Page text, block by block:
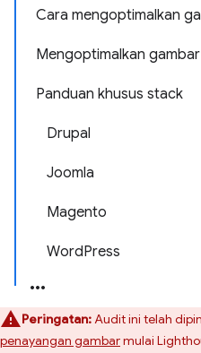
Cara mengoptimalkan
Mengoptimalkan
Panduan khusus stack
Drupal
Joomla
Magento
WordPress
Peringatan:Audit ini telah
penayangan gambarmulai